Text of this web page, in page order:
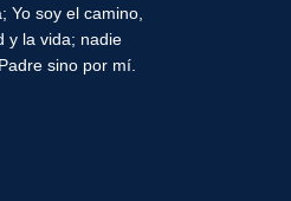
Yo soy el camino,
y la vida; nadie
sino por mí.